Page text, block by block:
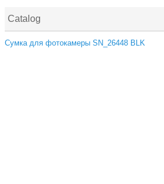
Catalog
Сумка для фотокамеры SN_26448 BLK